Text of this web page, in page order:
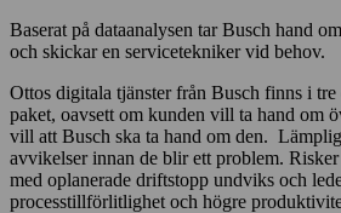
Baserat på dataanalysen tar Busch hand
och skickar en servicetekniker vid behov.
Ottos digitala tjänster från Busch finns i
paket, oavsett om kunden vill ta hand om
vill att Busch ska ta hand om den.
avvikelser innan de blir ett problem.
med oplanerade driftstopp undviks och
processtillförlitlighet och högre